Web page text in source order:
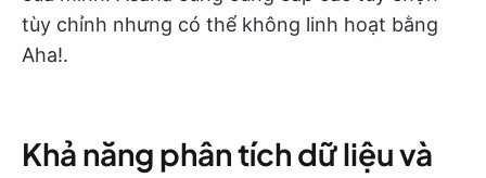
tùy chỉnh nhưng có thể không linh hoạt bằng
Aha!.
Khả năng phân tích dữ liệu và